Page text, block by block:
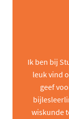
Ik ben bij
leuk vind
geef
wiskunde